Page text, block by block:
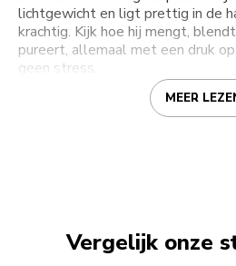
lichtgewicht en ligt prettig in de
krachtig. Kijk hoe hij mengt,
pureert, allemaal met een druk
geen stress.
MEER
Vergelijk onze